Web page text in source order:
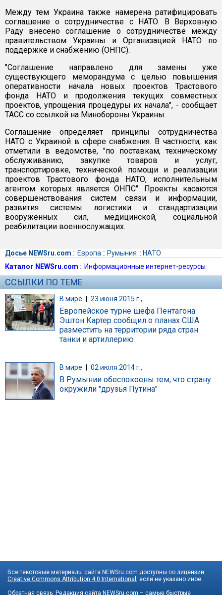
Между тем Украина также намерена ратифицировать
соглашение о сотрудничестве с НАТО. В Верховную
Раду внесено соглашение о сотрудничестве между
правительством Украины и Организацией НАТО по
поддержке и снабжению (ОНПС).
"Соглашение направлено для замены уже
существующего меморандума с целью повышения
оперативности начала новых проектов Трастового
фонда НАТО и продолжения текущих совместных
проектов, упрощения процедуры их начала", - сообщает
ТАСС со ссылкой на Минобороны Украины.
Соглашение определяет принципы сотрудничества
НАТО с Украиной в сфере снабжения. В частности, как
отметили в ведомстве, "по поставкам, техническому
обслуживанию, закупке товаров и услуг,
транспортировке, технической помощи и реализации
проектов Трастового фонда НАТО, исполнительным
агентом которых является ОНПС". Проекты касаются
совершенствования систем связи и информации,
развития системы логистики и стандартизации
вооруженных сил, медицинской, социальной
реабилитации военнослужащих.
Досье NEWSru.com :: Европа :: Румыния :: НАТО
Каталог NEWSru.com :: Информационные интернет-ресурсы
ССЫЛКИ ПО ТЕМЕ
В мире | 23 июня 2015 г.,
Европейское турне шефа Пентагона:
Эштон Картер сообщил о планах США
разместить на территории ряда стран
танки и артиллерию
В мире 02 июля 2014 г.,
В Румынии обеспокоены тем, что страну
окружили "друзья Путина"
Все текстовые материалы сайта NEWSru.com доступны по лицензии:
Creative Commons Attribution 4.0 International , если не указано иное.
Обратная связь: Редакция сайта NEWSru.com – самые быстрые